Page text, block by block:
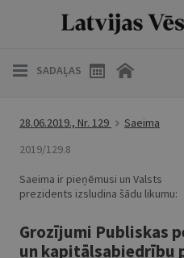
SADAĻAS
28.06.2019., Nr. 129
Saeima
2019/129.8
Saeima ir pieņēmusi un Valsts
prezidents izsludina šādu likumu:
Grozījumi Publiskas
un kapitālsabiedrību